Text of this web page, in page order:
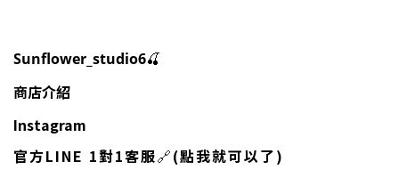
Sunflower_studio6🍒
商店介紹
Instagram
官方LINE 1對1客服🔗(點我就可以了)